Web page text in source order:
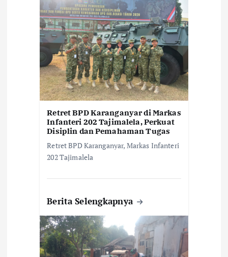
Retret BPD Karanganyar di Markas
Infanteri 202 Tajimalela, Perkuat
Disiplin dan Pemahaman Tugas
Retret BPD Karanganyar, Markas Infanteri
202 Tajimalela
Berita Selengkapnya